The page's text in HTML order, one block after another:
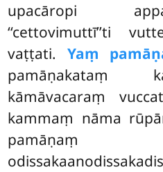
upacāropi
‘‘cettovimuttī’’ti
vaṭṭati. Yaṃ
pamāṇakataṃ
kāmāvacaraṃ
kammaṃ nāma
pamāṇaṃ